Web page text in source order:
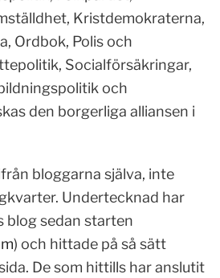
Kristdemokraterna,
Ordbok, Polis och
Socialförsäkringar,
och
den borgerliga alliansen i
bloggarna själva, inte
Undertecknad har
blog sedan starten
) och hittade på så sätt
De som hittills har anslutit